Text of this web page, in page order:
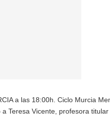
a las 18:00h. Ciclo Murcia
Teresa Vicente, profesora